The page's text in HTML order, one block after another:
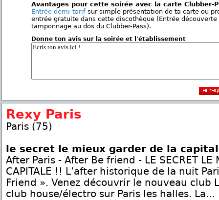
Avantages pour cette soirée avec la carte Clubber-
Entrée demi-tarif sur simple présentation de ta carte ou
entrée gratuite dans cette discothèque (Entrée découverte
tamponnage au dos du Clubber-Pass).
Donne ton avis sur la soirée et l'établissement
Rexy Paris
Paris (75)
le secret le mieux garder de la
After Paris - After Be friend - LE SECRET LE
CAPITALE !! L’after historique de la nuit
Friend ». Venez découvrir le nouveau club
club house/électro sur Paris les halles. La...